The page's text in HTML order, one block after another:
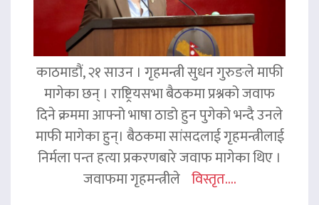
काठमाडौं, २१ साउन । गृहमन्त्री सुधन गुरुङले माफी
मागेका छन् । राष्ट्रियसभा बैठकमा प्रश्नको जवाफ
दिने क्रममा आफ्नो भाषा ठाडो हुन पुगेको भन्दै उनले
माफी मागेका हुन्। बैठकमा सांसदलाई गृहमन्त्रीलाई
निर्मला पन्त हत्या प्रकरणबारे जवाफ मागेका थिए ।
जवाफमा गृहमन्त्रीले विस्तृत....